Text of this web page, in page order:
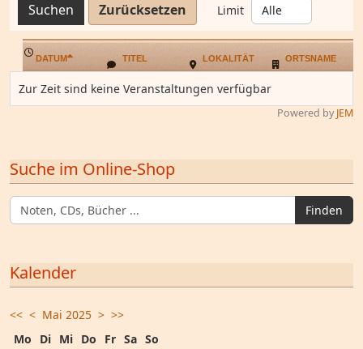
Suchen Zurücksetzen Limit
DATUM TITEL LOKALITÄT ORTSNAME
Zur Zeit sind keine Veranstaltungen verfügbar
Powered byJEM
Suche im Online-Shop
Finden
Kalender
<< < Mai 2025 > >>
Mo
Di Mi Do Fr Sa So